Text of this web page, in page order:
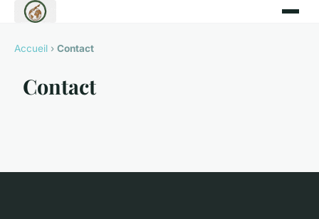
Accueil › Contact
Contact